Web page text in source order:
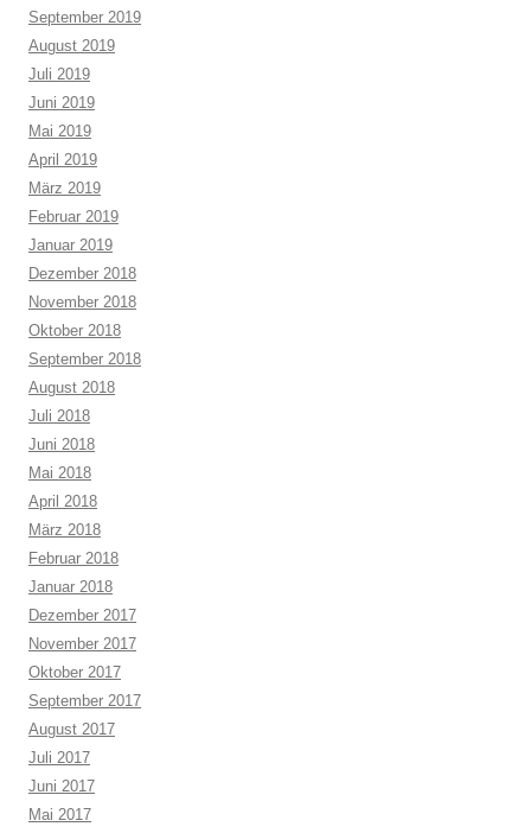
September 2019
August 2019
Juli 2019
Juni 2019
Mai 2019
April 2019
März 2019
Februar 2019
Januar 2019
Dezember 2018
November 2018
Oktober 2018
September 2018
August 2018
Juli 2018
Juni 2018
Mai 2018
April 2018
März 2018
Februar 2018
Januar 2018
Dezember 2017
November 2017
Oktober 2017
September 2017
August 2017
Juli 2017
Juni 2017
Mai 2017